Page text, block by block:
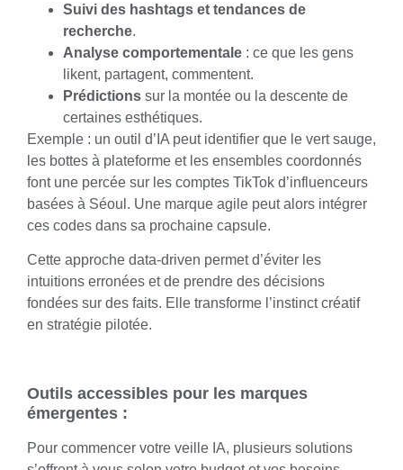
Suivi des hashtags et tendances de
recherche.
Analyse comportementale : ce que les gens
likent, partagent, commentent.
Prédictions sur la montée ou la descente de
certaines esthétiques.
Exemple : un outil d’IA peut identifier que le vert sauge,
les bottes à plateforme et les ensembles coordonnés
font une percée sur les comptes TikTok d’influenceurs
basées à Séoul. Une marque agile peut alors intégrer
ces codes dans sa prochaine capsule.
Cette approche data-driven permet d’éviter les
intuitions erronées et de prendre des décisions
fondées sur des faits. Elle transforme l’instinct créatif
en stratégie pilotée.
Outils accessibles pour les marques
émergentes :
Pour commencer votre veille IA, plusieurs solutions